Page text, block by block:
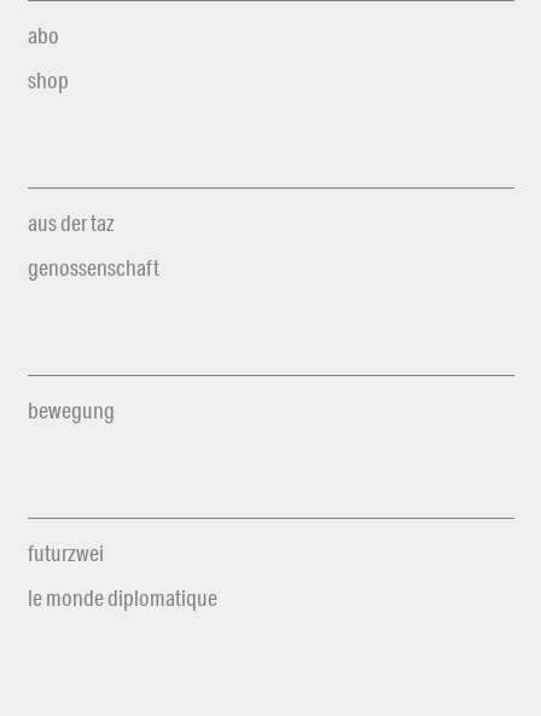
abo
shop
aus der taz
genossenschaft
bewegung
futurzwei
le monde diplomatique